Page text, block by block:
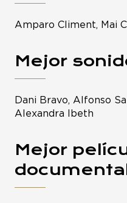
Amparo Climent, Mai
Mejor
Dani Bravo, Alfonso
Alexandra Ibeth
Mejor